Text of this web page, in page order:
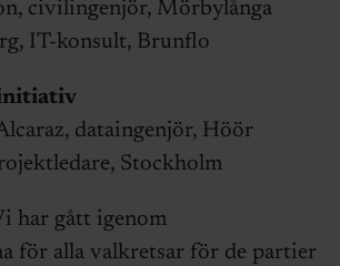
civilingenjör, Mörbylånga
IT-konsult, Brunflo
dataingenjör, Höör
Stockholm
har gått igenom
för alla valkretsar för de partier